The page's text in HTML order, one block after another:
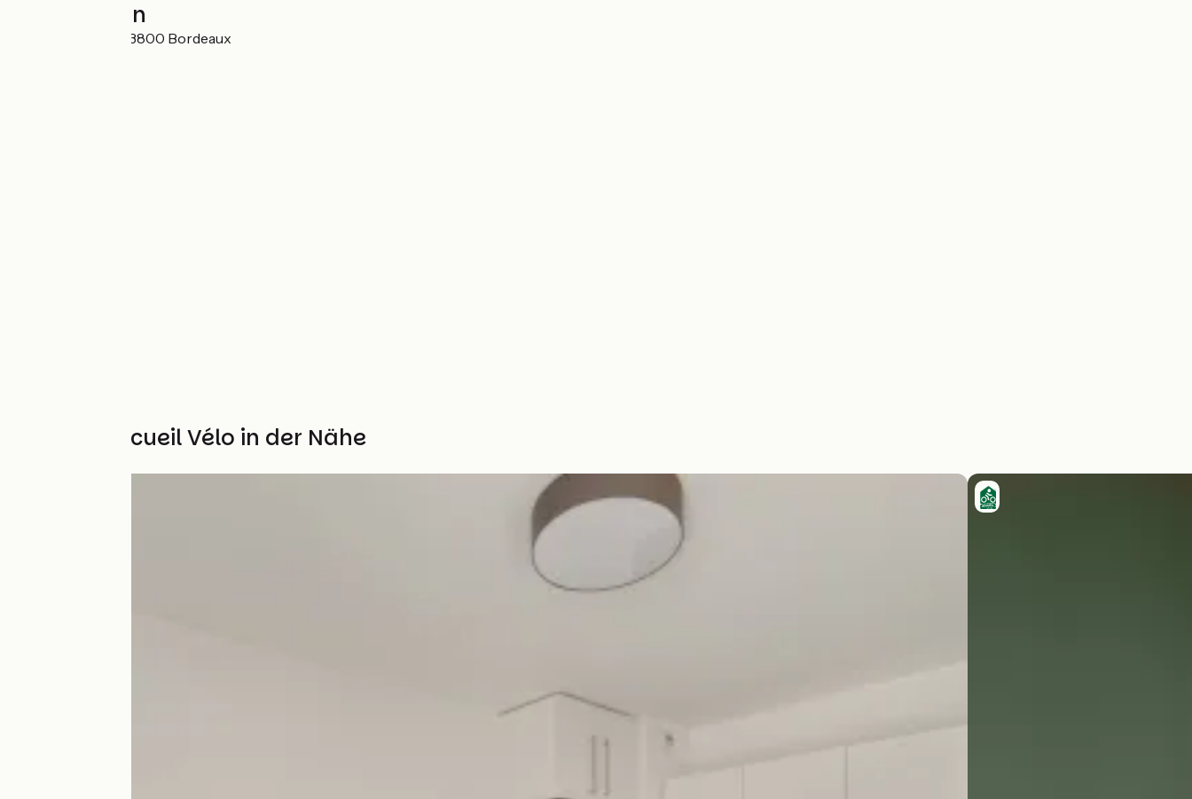
Localisation
21 cours Barbey 33800 Bordeaux
Weitere Accueil Vélo in der Nähe